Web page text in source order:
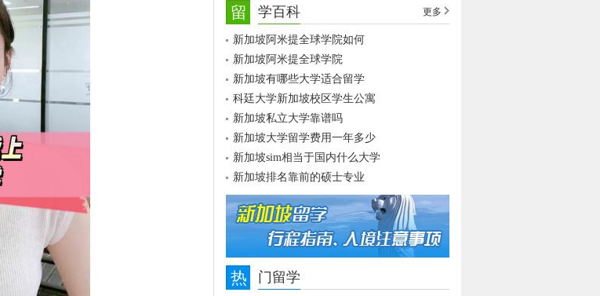
留 学百科 更多
新加坡阿米提全球学院如何
新加坡阿米提全球学院
新加坡有哪些大学适合留学
科廷大学新加坡校区学生公寓
新加坡私立大学靠谱吗
新加坡大学留学费用一年多少
新加坡sim相当于国内什么大学
新加坡排名靠前的硕士专业
热 门留学